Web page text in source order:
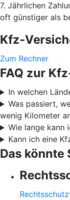
7. Jährlichen
oft günstiger als
Kfz-
Zum Rechner
FAQ zur
In welchen
Was passiert,
wenig Kilometer
Wie lange kann
Kann ich eine
Das könnte